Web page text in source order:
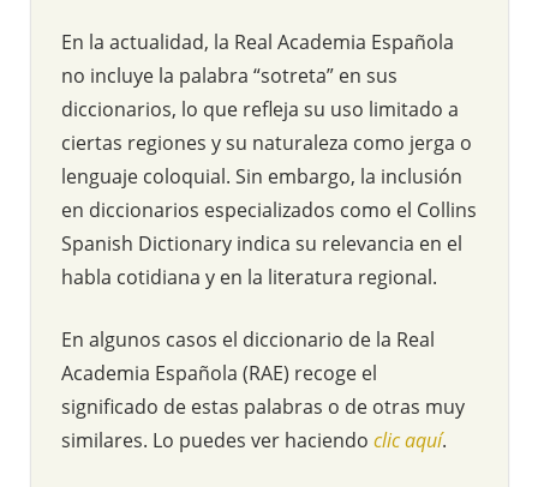
En la actualidad, la Real Academia Española
no incluye la palabra “sotreta” en sus
diccionarios, lo que refleja su uso limitado a
ciertas regiones y su naturaleza como jerga o
lenguaje coloquial. Sin embargo, la inclusión
en diccionarios especializados como el Collins
Spanish Dictionary indica su relevancia en el
habla cotidiana y en la literatura regional.
En algunos casos el diccionario de la Real
Academia Española (RAE) recoge el
significado de estas palabras o de otras muy
similares. Lo puedes ver haciendo clic aquí.